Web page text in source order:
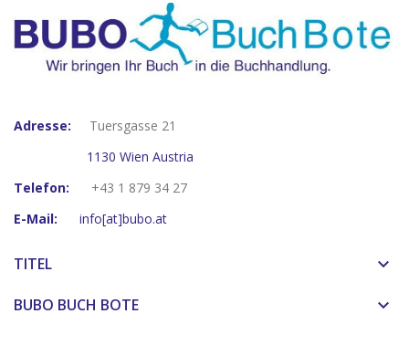
Adresse:
Tuersgasse 21
1130 Wien Austria
Telefon:
+43 1 879 34 27
E-Mail:
info[at]bubo.at
TITEL keyboard_arrow_down
BUBO BUCH BOTE keyboard_arrow_down